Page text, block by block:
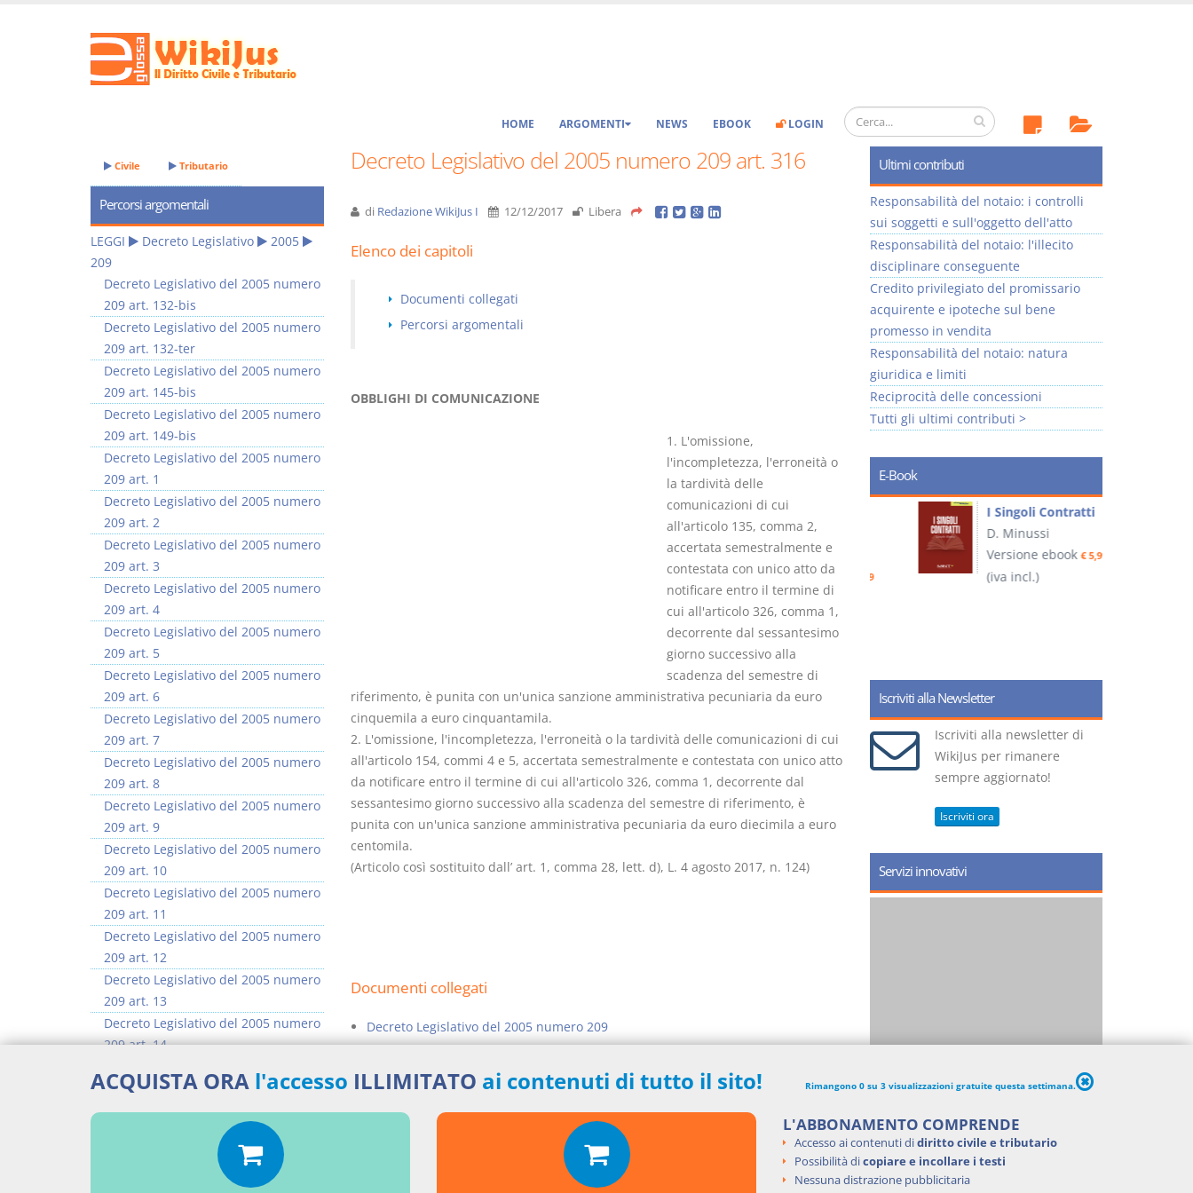
HOME ARGOMENTI NEWS EBOOK LOGIN
Decreto Legislativo del 2005 numero 209 art. 316
di Redazione WikiJus I 12/12/2017 Libera
Elenco dei capitoli
Documenti collegati
Percorsi argomentali
OBBLIGHI DI COMUNICAZIONE
1. L'omissione,
l'incompletezza, l'erroneità o
la tardività delle
comunicazioni di cui
all'articolo 135, comma 2,
accertata semestralmente e
contestata con unico atto da
notificare entro il termine di
cui all'articolo 326, comma 1,
decorrente dal sessantesimo
giorno successivo alla
scadenza del semestre di
riferimento, è punita con un'unica sanzione amministrativa pecuniaria da euro
cinquemila a euro cinquantamila.
2. L'omissione, l'incompletezza, l'erroneità o la tardività delle comunicazioni di cui
all'articolo 154, commi 4 e 5, accertata semestralmente e contestata con unico atto
da notificare entro il termine di cui all'articolo 326, comma 1, decorrente dal
sessantesimo giorno successivo alla scadenza del semestre di riferimento, è
punita con un'unica sanzione amministrativa pecuniaria da euro diecimila a euro
centomila.
(Articolo così sostituito dall’ art. 1, comma 28, lett. d), L. 4 agosto 2017, n. 124)
Documenti collegati
Decreto Legislativo del 2005 numero 209
Civile Tributario
Percorsi argomentali
LEGGI Decreto Legislativo
2005
209
Decreto Legislativo del 2005 numero
209 art. 132-bis
Decreto Legislativo del 2005 numero
209 art. 132-ter
Decreto Legislativo del 2005 numero
209 art. 145-bis
Decreto Legislativo del 2005 numero
209 art. 149-bis
Decreto Legislativo del 2005 numero
209 art. 1
Decreto Legislativo del 2005 numero
209 art. 2
Decreto Legislativo del 2005 numero
209 art. 3
Decreto Legislativo del 2005 numero
209 art. 4
Decreto Legislativo del 2005 numero
209 art. 5
Decreto Legislativo del 2005 numero
209 art. 6
Decreto Legislativo del 2005 numero
209 art. 7
Decreto Legislativo del 2005 numero
209 art. 8
Decreto Legislativo del 2005 numero
209 art. 9
Decreto Legislativo del 2005 numero
209 art. 10
Decreto Legislativo del 2005 numero
209 art. 11
Decreto Legislativo del 2005 numero
209 art. 12
Decreto Legislativo del 2005 numero
209 art. 13
Decreto Legislativo del 2005 numero
209 art. 14
209 art. 15
Decreto Legislativo del 2005 numero
>> Vai all'argomento completo
Ultimi contributi
Responsabilità del notaio: i controlli
sui soggetti e sull'oggetto dell'atto
Responsabilità del notaio: l'illecito
disciplinare conseguente
Credito privilegiato del promissario
acquirente e ipoteche sul bene
promesso in vendita
Responsabilità del notaio: natura
giuridica e limiti
Reciprocità delle concessioni
Tutti gli ultimi contributi >
E-Book
I Vincoli Preliminari
Versione ebook€ 4,19
Usufrutto Uso e
Abitazione
D. Minussi
Versione ebook
(iva incl.)
Rapporto e
relazione giuridica
D. Minussi
Versione ebook€ 5,99
(iva incl.)
I Singoli Contratti
D. Minussi
Versione ebook€ 5,99
(iva incl.)
Iscriviti alla Newsletter
Iscriviti alla newsletter di
WikiJus per rimanere
sempre aggiornato!
Iscriviti ora
Servizi innovativi
ACQUISTA ORA l'accesso ILLIMITATO ai contenuti di tutto il sito! Rimangono 0 su 3 visualizzazioni gratuite questa settimana.
L'ABBONAMENTO COMPRENDE
Accesso ai contenuti didiritto civile e tributario
Possibilità dicopiare e incollare i testi
Nessuna distrazione pubblicitaria